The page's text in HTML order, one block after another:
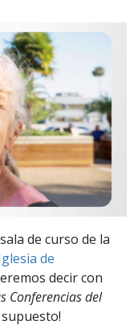
de curso de la
de
decir con
Conferencias del
supuesto!